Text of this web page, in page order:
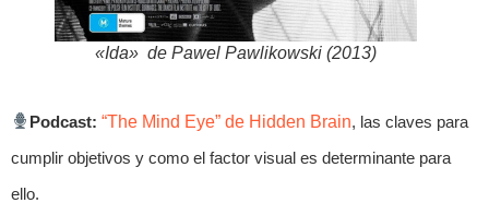
«Ida» de Pawel Pawlikowski (2013)
Podcast:“The Mind Eye” de Hidden Brain, las claves para
cumplir objetivos y como el factor visual es determinante para
ello.